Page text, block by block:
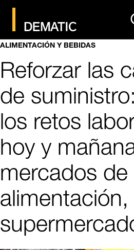
ALIMENTACIÓN Y BEBIDAS
Reforzar las
de
los retos
hoy y
mercados de